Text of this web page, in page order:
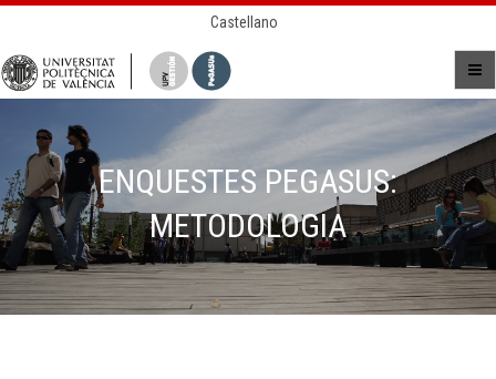
Castellano
ENQUESTES PEGASUS:
METODOLOGIA